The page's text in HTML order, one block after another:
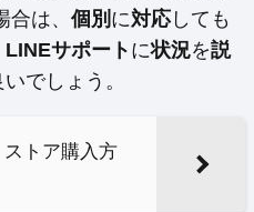
合は、 個別 に対応しても
LINEサポート に状況を説
でしょう。
トア購入方